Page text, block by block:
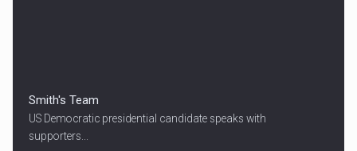
Smith's Team
US Democratic presidential candidate speaks with
supporters...